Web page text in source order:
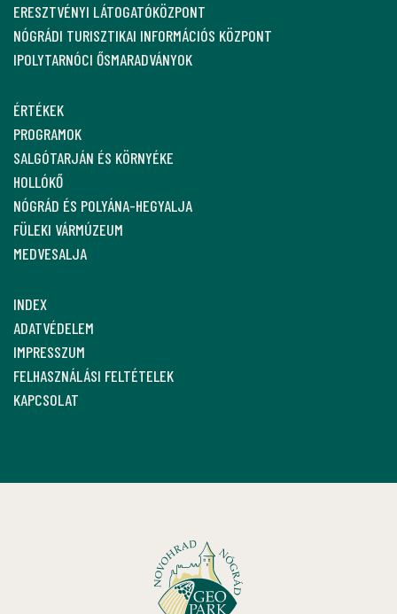
ERESZTVÉNYI LÁTOGATÓKÖZPONT
NÓGRÁDI TURISZTIKAI INFORMÁCIÓS KÖZPONT
IPOLYTARNÓCI ŐSMARADVÁNYOK
ÉRTÉKEK
PROGRAMOK
SALGÓTARJÁN ÉS KÖRNYÉKE
HOLLÓKŐ
NÓGRÁD ÉS POLYÁNA-HEGYALJA
FÜLEKI VÁRMÚZEUM
MEDVESALJA
INDEX
ADATVÉDELEM
IMPRESSZUM
FELHASZNÁLÁSI FELTÉTELEK
KAPCSOLAT